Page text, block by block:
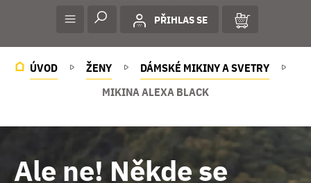
PŘIHLAS SE
ÚVOD ŽENY
DÁMSKÉ MIKINY A SVETRY
MIKINA ALEXA BLACK
Ale ne! Někde se